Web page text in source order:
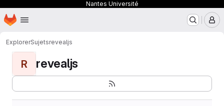
Nantes Université
Passer au contenu principal
Page d'accueil
ExplorerSujetsrevealjs
R revealjs